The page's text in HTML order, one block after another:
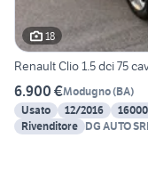
18
Renault Clio 1.5 dci 75
6.900 €Modugno(BA)
Usato
12/2016
Rivenditore DG AUTO